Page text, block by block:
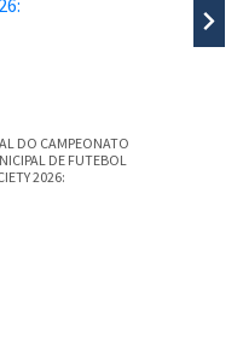
DO CAMPEONATO
DE FUTEBOL
2026: